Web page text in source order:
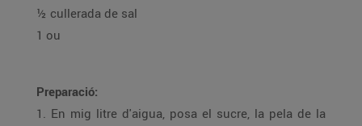
½ cullerada de sal
1 ou
Preparació:
1. En mig litre d'aigua, posa el sucre, la pela de la